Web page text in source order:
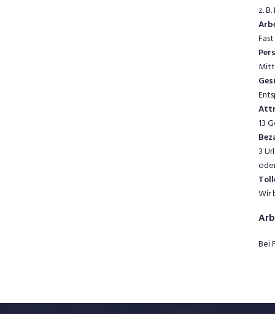
z.
13
3
Wir
Bei